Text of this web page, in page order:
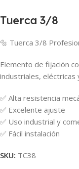
Tuerca 3/8
🔩 Tuerca 3/8
Elemento de fijación
industriales, eléctricas
✅ Alta resistencia
✅ Excelente ajuste
✅ Uso industrial y
✅ Fácil instalación
SKU: TC38